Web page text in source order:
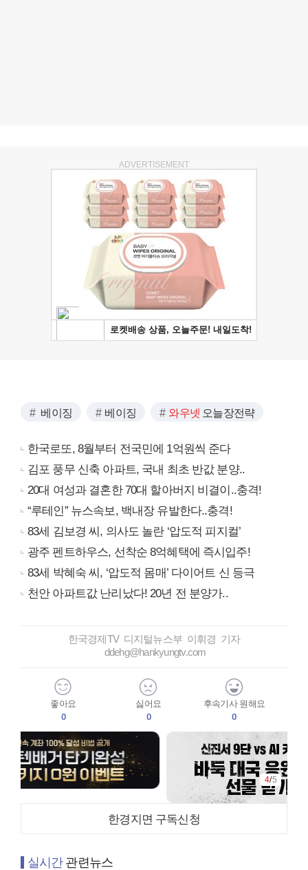
ADVERTISEMENT
베이징 베이징 와우넷 오늘장전략
한국로또, 8월부터 전국민에 1억원씩 준다
김포 풍무 신축 아파트, 국내 최초 반값 분양..
20대 여성과 결혼한 70대 할아버지 비결이..충격!
“루테인” 뉴스속보, 백내장 유발한다..충격!
83세 김보경 씨, 의사도 놀란 ‘압도적 피지컬’
광주 펜트하우스, 선착순 8억혜택에 즉시입주!
83세 박혜숙 씨, ‘압도적 몸매’ 다이어트 신 등극
천안 아파트값 난리났다! 20년 전 분양가..
한국경제TV 디지털뉴스부 이휘경 기자
ddehg@hankyungtv.com
좋아요
0
싫어요
0
후속기사 원해요
0
4/5
한경지면 구독신청
실시간관련뉴스